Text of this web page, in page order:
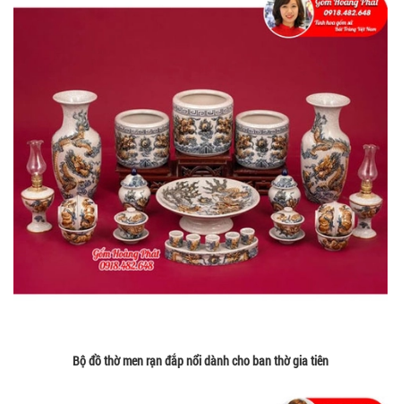
Bộ đồ thờ men rạn đắp nổi dành cho ban thờ gia tiên